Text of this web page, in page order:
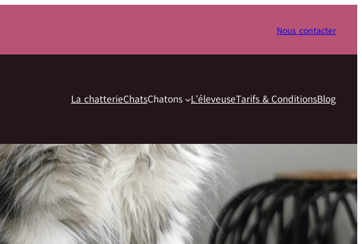
Nous contacter
La chatterieChatsChatons L’éleveuseTarifs & ConditionsBlog